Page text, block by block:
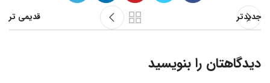
جدیدتر قدیمی تر
دیدگاهتان را بنویسید